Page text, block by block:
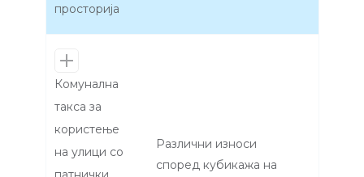
просторија
Комунална
такса за
користење
на улици со
Различни износи
според кубикажа на